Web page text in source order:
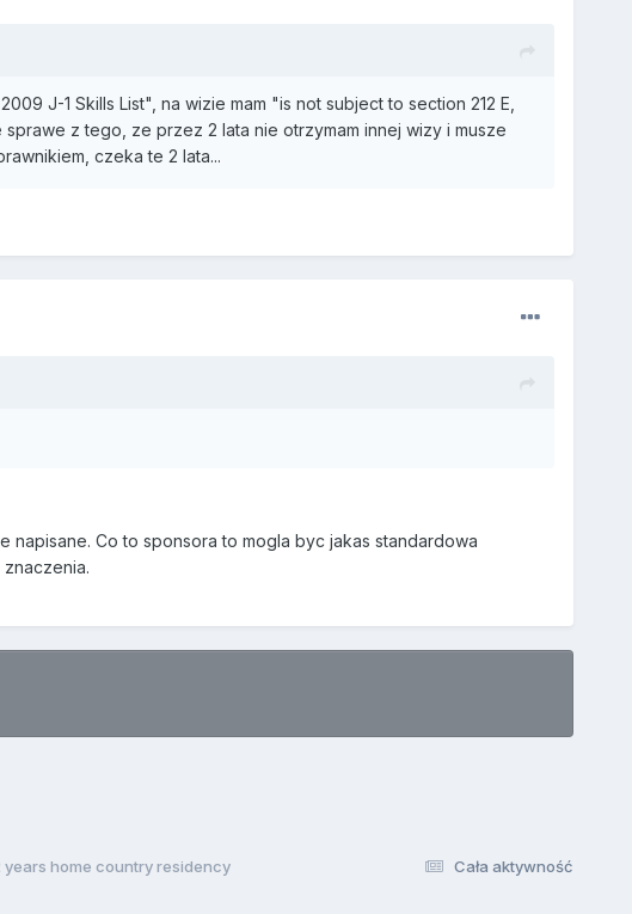
J-1 Skills List", na wizie mam "is not subject to section 212 E,
z tego, ze przez 2 lata nie otrzymam innej wizy i musze
czeka te 2 lata...
Co to sponsora to mogla byc jakas standardowa
Cała aktywność
years home country residency